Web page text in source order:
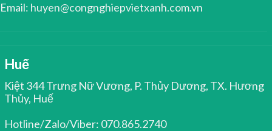
Email: huyen@congnghiepvietxanh.com.vn
Huế
Kiệt 344 Trưng Nữ Vương, P. Thủy Dương, TX. Hương
Thủy, Huế
Hotline/Zalo/Viber: 070.865.2740